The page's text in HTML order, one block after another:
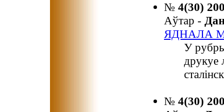
№ 4(30)
Аўтар -
ЯДНАЛА
У
друкуе
№ 4(30)